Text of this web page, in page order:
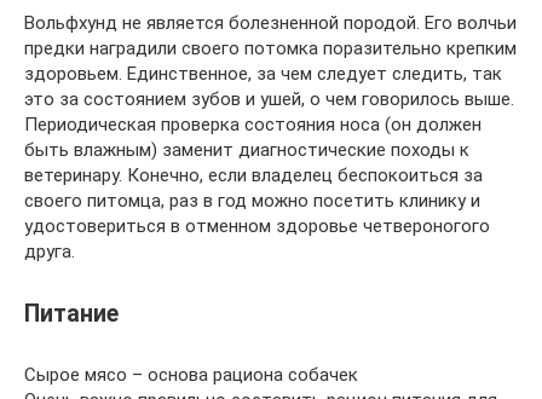
Вольфхунд не является болезненной породой. Его волчьи
предки наградили своего потомка поразительно крепким
здоровьем. Единственное, за чем следует следить, так
это за состоянием зубов и ушей, о чем говорилось выше.
Периодическая проверка состояния носа (он должен
быть влажным) заменит диагностические походы к
ветеринару. Конечно, если владелец беспокоиться за
своего питомца, раз в год можно посетить клинику и
удостовериться в отменном здоровье четвероногого
друга.
Питание
Сырое мясо – основа рациона собачек